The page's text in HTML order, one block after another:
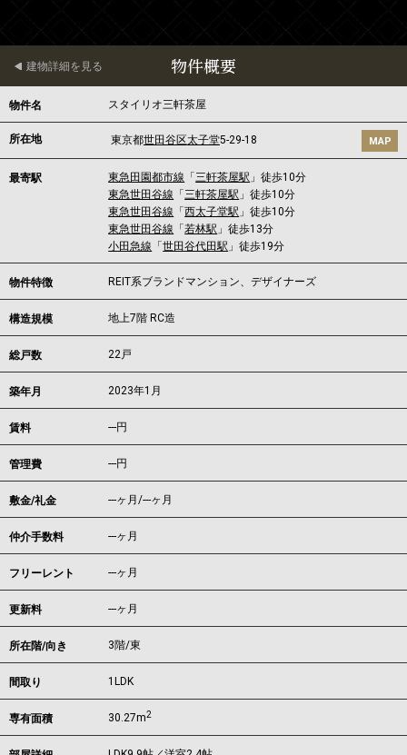
物件概要
建物詳細を見る
物件名 スタイリオ三軒茶屋
所在地 東京都世田谷区太子堂5-29-18 MAP
最寄駅 東急田園都市線 「三軒茶屋駅 」徒歩10分
東急世田谷線 「三軒茶屋駅 」徒歩10分
東急世田谷線 「西太子堂駅 」徒歩10分
東急世田谷線 「若林駅 」徒歩13分
小田急線 「世田谷代田駅 」徒歩19分
物件特徴 REIT系ブランドマンション、デザイナーズ
構造規模 地上7階 RC造
総戸数 22戸
築年月 2023年1月
賃料 ---円
管理費 ---円
敷金/礼金 ---ヶ月/---ヶ月
仲介手数料 ---ヶ月
フリーレント ---ヶ月
更新料 ---ヶ月
所在階/向き 3階/東
間取り 1LDK
専有面積 30.27m2